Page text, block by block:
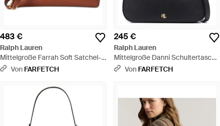
483 €
Ralph Lauren
Mittelgroße Farrah Soft Satchel-
Tasche - Braun
Von FARFETCH
245 €
Ralph Lauren
Mittelgroße Danni Schultertasche
- Schwarz
Von FARFETCH